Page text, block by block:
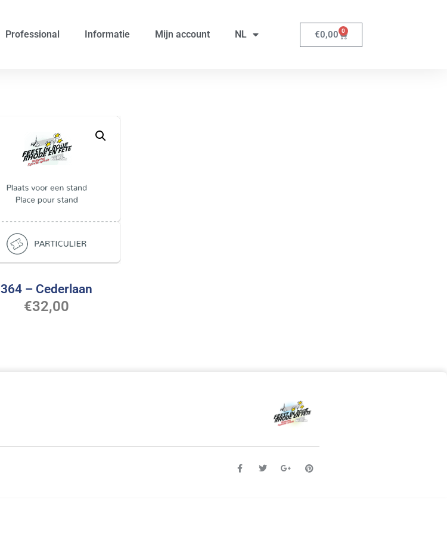
Professional Informatie Mijn account NL €0,00 0
364 – Cederlaan
€32,00